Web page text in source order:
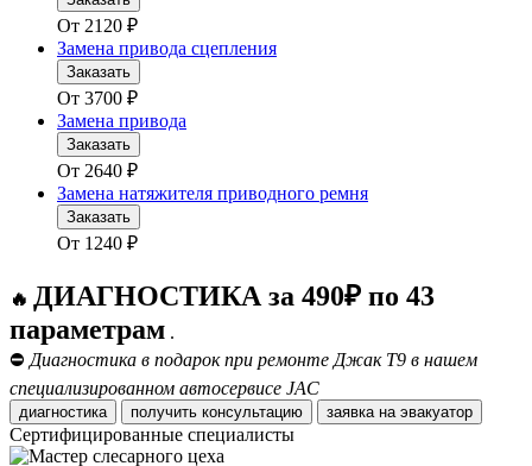
От 2120 ₽
Замена привода сцепления
Заказать
От 3700 ₽
Замена привода
Заказать
От 2640 ₽
Замена натяжителя приводного ремня
Заказать
От 1240 ₽
🔥 ДИАГНОСТИКА за 490₽ по 43
параметрам .
⛔ Диагностика в подарок при ремонте Джак Т9 в нашем
специализированном автосервисе JAC
диагностика получить консультацию заявка на эвакуатор
Сертифицированные специалисты